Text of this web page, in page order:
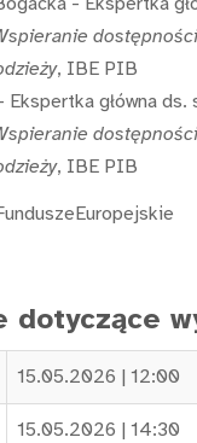
, IBE PIB
Ekspertka główna ds.
, IBE PIB
dotyczące
15.05.2026 | 12:00
15.05.2026 | 14:30